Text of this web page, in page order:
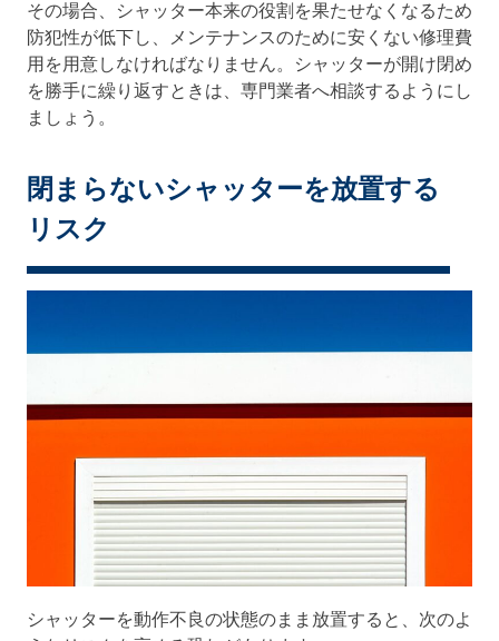
その場合、シャッター本来の役割を果たせなくなるため
防犯性が低下し、メンテナンスのために安くない修理費
用を用意しなければなりません。シャッターが開け閉め
を勝手に繰り返すときは、専門業者へ相談するようにし
ましょう。
閉まらないシャッターを放置する
リスク
シャッターを動作不良の状態のまま放置すると、次のよ